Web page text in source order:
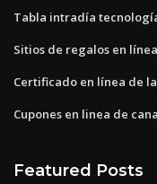
Tabla intradía
Sitios de regalos en
Certificado en línea de
Cupones en linea de
Featured Posts